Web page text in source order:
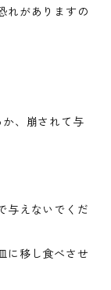
れがありますの
、崩されて与
与えないでくだ
に移し食べさせ